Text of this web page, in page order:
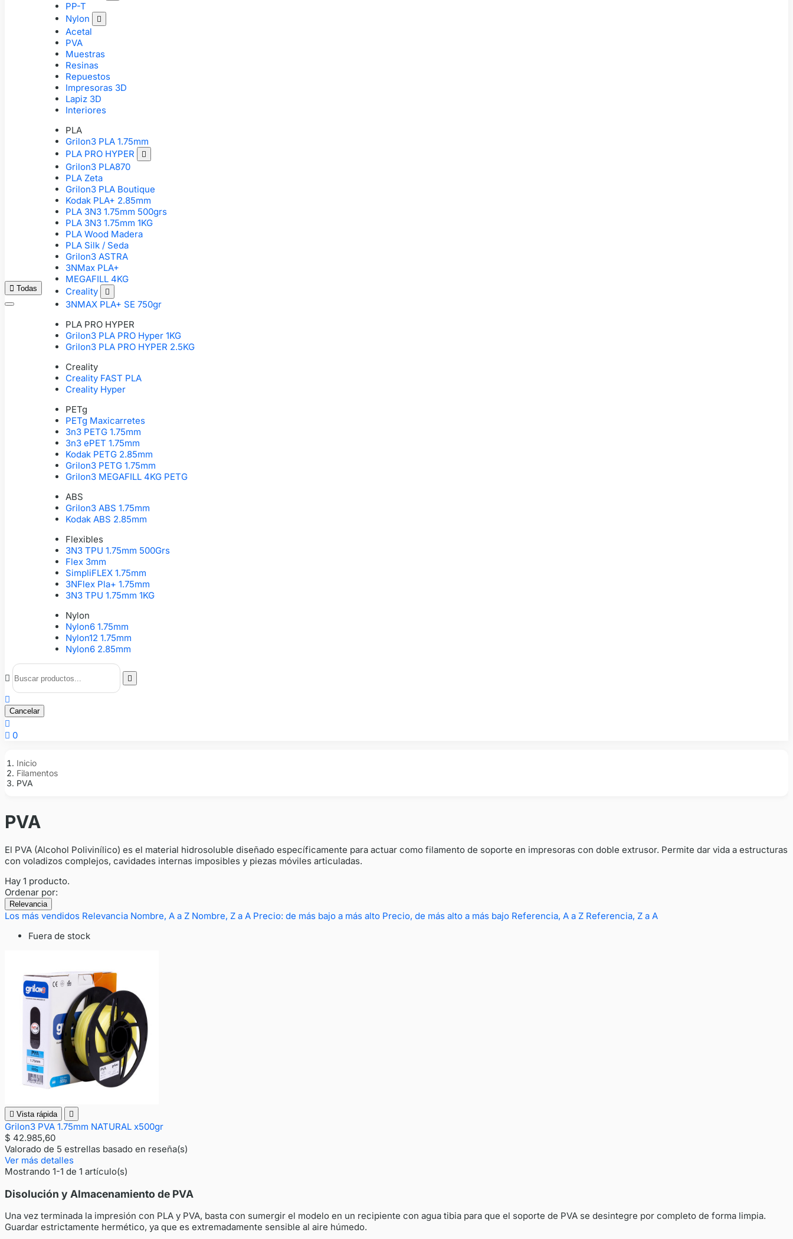
 Todas
PP-T
Nylon

Acetal
PVA
Muestras
Resinas
Repuestos
Impresoras 3D
Lapiz 3D
Interiores
PLA
Grilon3 PLA 1.75mm
PLA PRO HYPER

Grilon3 PLA870
PLA Zeta
Grilon3 PLA Boutique
Kodak PLA+ 2.85mm
PLA 3N3 1.75mm 500grs
PLA 3N3 1.75mm 1KG
PLA Wood Madera
PLA Silk / Seda
Grilon3 ASTRA
3NMax PLA+
MEGAFILL 4KG
Creality

3NMAX PLA+ SE 750gr
PLA PRO HYPER
Grilon3 PLA PRO Hyper 1KG
Grilon3 PLA PRO HYPER 2.5KG
Creality
Creality FAST PLA
Creality Hyper
PETg
PETg Maxicarretes
3n3 PETG 1.75mm
3n3 ePET 1.75mm
Kodak PETG 2.85mm
Grilon3 PETG 1.75mm
Grilon3 MEGAFILL 4KG PETG
ABS
Grilon3 ABS 1.75mm
Kodak ABS 2.85mm
Flexibles
3N3 TPU 1.75mm 500Grs
Flex 3mm
SimpliFLEX 1.75mm
3NFlex Pla+ 1.75mm
3N3 TPU 1.75mm 1KG
Nylon
Nylon6 1.75mm
Nylon12 1.75mm
Nylon6 2.85mm
 

Cancelar

 0
Inicio
Filamentos
PVA
PVA
El PVA (Alcohol Polivinílico) es el material hidrosoluble diseñado específicamente para actuar como filamento de soporte en impresoras con doble extrusor. Permite dar vida a estructuras
con voladizos complejos, cavidades internas imposibles y piezas móviles articuladas.
Hay 1 producto.
Ordenar por:
Relevancia
Los más vendidos Relevancia Nombre, A a Z Nombre, Z a A Precio: de más bajo a más alto Precio, de más alto a más bajo Referencia, A a Z Referencia, Z a A
Fuera de stock
 Vista rápida 
Grilon3 PVA 1.75mm NATURAL x500gr
$ 42.985,60
Valorado de 5 estrellas basado en reseña(s)
Ver más detalles
Mostrando 1-1 de 1 artículo(s)
Disolución y Almacenamiento de PVA
Una vez terminada la impresión con PLA y PVA, basta con sumergir el modelo en un recipiente con agua tibia para que el soporte de PVA se desintegre por completo de forma limpia.
Guardar estrictamente hermético, ya que es extremadamente sensible al aire húmedo.